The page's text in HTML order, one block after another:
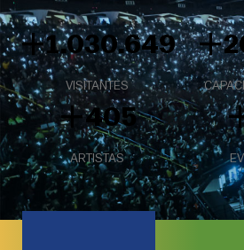
+1.065.945
VISITANTES
+
+405
ARTISTAS